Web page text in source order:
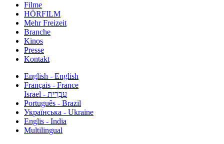
Filme
HÖRFILM
Mehr Freizeit
Branche
Kinos
Presse
Kontakt
English - English
Français - France
עִבְרִית - Israel
Português - Brazil
Українська - Ukraine
Englis - India
Multilingual